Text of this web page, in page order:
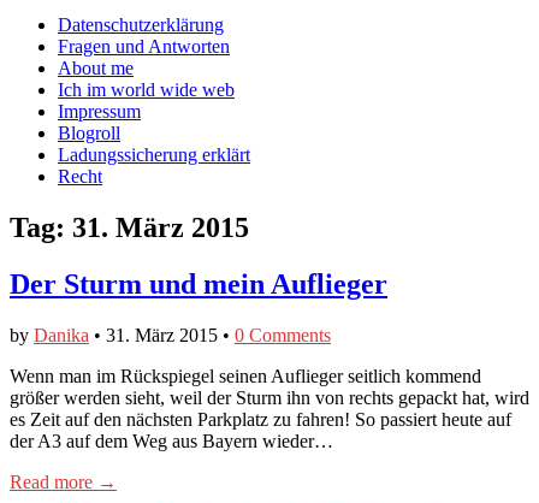
Facebook
anzeigen
Twitter
anzeigen
auf
Instagram
anzeigen
Main
menu
Skip
content
Datenschutzerklärung
Fragen und Antworten
About me
Ich im world wide web
Impressum
Blogroll
Ladungssicherung erklärt
Recht
Tag: 31. März 2015
Der Sturm und mein Auflieger
by Danika • 31. März 2015 • 0 Comments
Wenn man im Rückspiegel seinen Auflieger seitlich kommend
größer werden sieht, weil der Sturm ihn von rechts gepackt hat, wird
es Zeit auf den nächsten Parkplatz zu fahren! So passiert heute auf
der A3 auf dem Weg aus Bayern wieder…
Read more →